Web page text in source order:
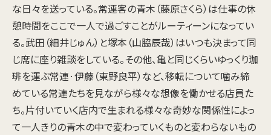
な日々を送っている。常連客の青木（藤原さくら）は仕事の休
憩時間をここで一人で過ごすことがルーティーンになってい
る。武田（細井じゅん）と塚本（山脇辰哉）はいつも決まって同
じ席に座り雑談をしている。その他、亀と同じくらいゆっくり珈
琲を運ぶ常連·伊藤（東野良平）など、移転について噛み締
めている常連たちを見ながら様々な想像を働かせる店員た
ち。片付いていく店内で生まれる様々な奇妙な関係性によっ
て一人きりの青木の中で変わっていくものと変わらないもの